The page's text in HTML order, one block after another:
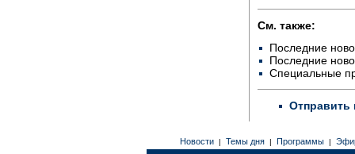
См. также:
Последние
Последние
Специальные
Отправить
Новости | Темы дня | Программы |